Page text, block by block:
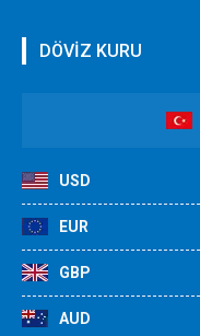
DÖVİZ KURU
USD
EUR
GBP
AUD